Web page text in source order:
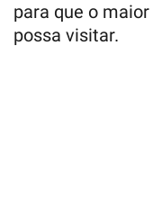
para que o
possa visitar.